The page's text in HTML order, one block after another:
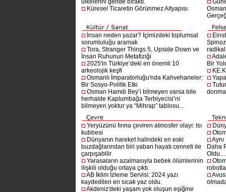
ülkelerini geride bıraktı.
Küresel Ticaretin Görünmez Altyapısı
İnsan neden yazar? İçimizdeki toplumsal
sorumluluğu aramak
Tora, Stranger Things 5, Upside Down ve
İnsan Ruhunun Metafiziği
2025'in Türkiye’deki en önemli 10
arkeolojik keşfi
Osmanlı İmparatorluğu'nda Kahvehaneler:
Bir Sosyo-Politik Etki
Osman Hamdi Bey’i bilmeyen varsa bile
herhalde Kaplumbağa Terbiyecisi’ni
bilmeyen yoktur ya “Mihrap” tablosu...
Bir
Yeryüzünü fırına çeviren atmosfer olayı: Isı
kubbesi
Dünyanın hareket halindeki en eski
buzdağlarından biri yaban hayatı cenneti ile
çarpışabilir
Yarasaların azalmasıyla bebek ölümlerinin
ilişkili olduğu ortaya çıktı.
AB İklim İzleme Servisi: 2024 yazı
kaydedilen en sıcak yaz oldu.
Akdeniz'deki yaşam yok oluşun eşiğine
Daha
Oldu…